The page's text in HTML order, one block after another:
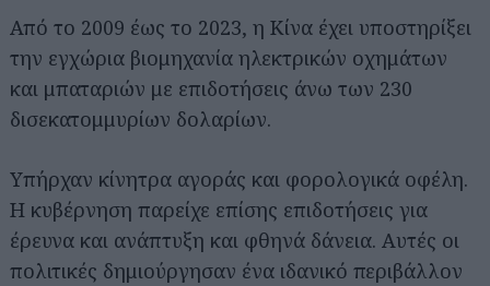
Από το 2009 έως το 2023, η Κίνα έχει υποστηρίξει
την εγχώρια βιομηχανία ηλεκτρικών οχημάτων
και μπαταριών με επιδοτήσεις άνω των 230
δισεκατομμυρίων δολαρίων.
Υπήρχαν κίνητρα αγοράς και φορολογικά οφέλη.
Η κυβέρνηση παρείχε επίσης επιδοτήσεις για
έρευνα και ανάπτυξη και φθηνά δάνεια. Αυτές οι
πολιτικές δημιούργησαν ένα ιδανικό περιβάλλον